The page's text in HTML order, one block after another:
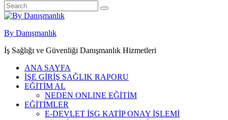
By Danışmanlık
İş Sağlığı ve Güvenliği Danışmanlık Hizmetleri
ANA SAYFA
İŞE GİRİŞ SAĞLIK RAPORU
EĞİTİM AL
NEDEN ONLINE EĞİTİM
EĞİTİMLER
E-DEVLET İSG KATİP ONAY İŞLEMİ